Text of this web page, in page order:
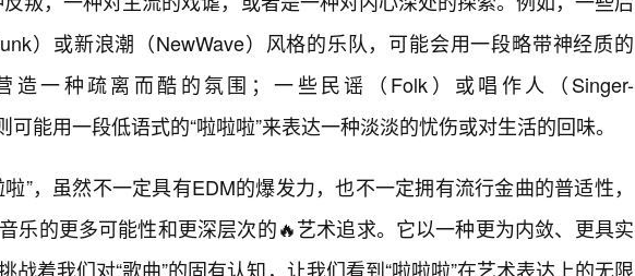
）或新浪潮（NewWave）风格的乐队，可能会用一段略带神经质的
造一种疏离而酷的氛围；一些民谣（Folk）或唱作人（Singer-
可能用一段低语式的“啦啦啦”来表达一种淡淡的忧伤或对生活的回味。
啦”，虽然不一定具有EDM的爆发力，也不一定拥有流行金曲的普适性，
乐的更多可能性和更深层次的🔥艺术追求。它以一种更为内敛、更具实
战着我们对“歌曲”的固有认知，让我们看到“啦啦啦”在艺术表达上的无限